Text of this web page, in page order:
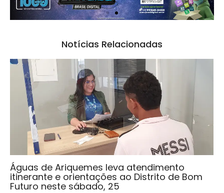
Notícias Relacionadas
Águas de Ariquemes leva atendimento
itinerante e orientações ao Distrito de Bom
Futuro neste sábado, 25